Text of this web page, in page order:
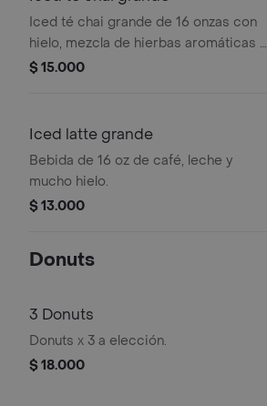
Iced té chai grande de 16 onzas con
hielo, mezcla de hierbas aromáticas y
especias.
$ 15.000
Iced latte grande
Bebida de 16 oz de café, leche y
mucho hielo.
$ 13.000
Donuts
3 Donuts
Donuts x 3 a elección.
$ 18.000